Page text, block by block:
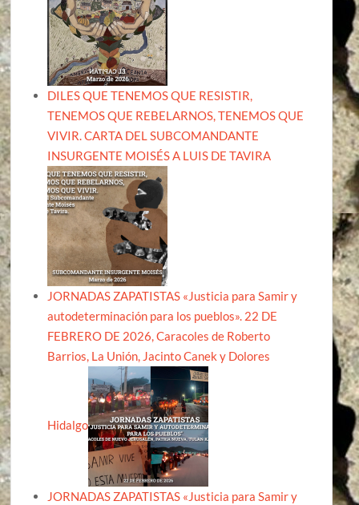
DILES QUE TENEMOS QUE RESISTIR,
TENEMOS QUE REBELARNOS, TENEMOS QUE
VIVIR. CARTA DEL SUBCOMANDANTE
INSURGENTE MOISÉS A LUIS DE TAVIRA
JORNADAS ZAPATISTAS «Justicia para Samir y
autodeterminación para los pueblos». 22 DE
FEBRERO DE 2026, Caracoles de Roberto
Barrios, La Unión, Jacinto Canek y Dolores
Hidalgo
JORNADAS ZAPATISTAS «Justicia para Samir y